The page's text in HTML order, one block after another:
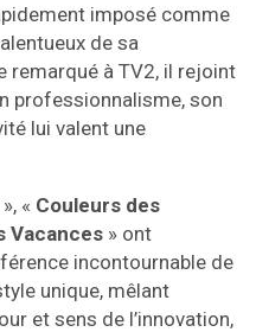
imposé comme
de sa
remarqué à TV2, il rejoint
professionnalisme, son
lui valent une
», « Couleurs des
Vacances » ont
incontournable de
unique, mêlant
et sens de l’innovation,